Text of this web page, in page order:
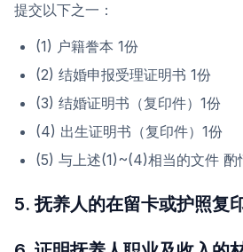
提交以下之一：
(1) 户籍誊本 1份
(2) 结婚申报受理证明书 1份
(3) 结婚证明书（复印件）1份
(4) 出生证明书（复印件）1份
(5) 与上述(1)~(4)相当的文件 酌
5. 抚养人的在留卡或护照复